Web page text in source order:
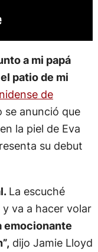
a mi papá
el patio de mi
de
se anunció que
la piel de Eva
su debut
La escuché
va a hacer volar
emocionante
dijo Jamie Lloyd